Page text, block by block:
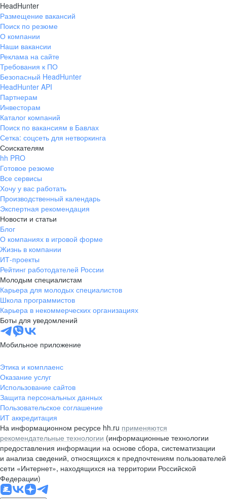
HeadHunter
Размещение вакансий
Поиск по резюме
О компании
Наши вакансии
Реклама на сайте
Требования к ПО
Безопасный HeadHunter
HeadHunter API
Партнерам
Инвесторам
Каталог компаний
Поиск по вакансиям в Бавлах
Сетка: соцсеть для нетворкинга
Соискателям
hh PRO
Готовое резюме
Все сервисы
Хочу у вас работать
Производственный календарь
Экспертная рекомендация
Новости и статьи
Блог
О компаниях в игровой форме
Жизнь в компании
ИТ-проекты
Рейтинг работодателей России
Молодым специалистам
Карьера для молодых специалистов
Школа программистов
Карьера в некоммерческих организациях
Боты для уведомлений
Мобильное приложение
Этика и комплаенс
Оказание услуг
Использование сайтов
Защита персональных данных
Пользовательское соглашение
ИТ аккредитация
На информационном ресурсе hh.ru применяются
рекомендательные технологии (информационные технологии
предоставления информации на основе сбора, систематизации
и анализа сведений, относящихся к предпочтениям пользователей
сети «Интернет», находящихся на территории Российской
Федерации)